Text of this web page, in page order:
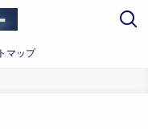
マップ